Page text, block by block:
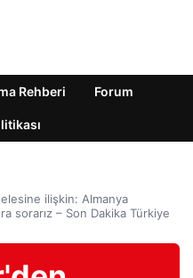
Rehberi Forum
ilişkin: Almanya
sorarız – Son Dakika Türkiye